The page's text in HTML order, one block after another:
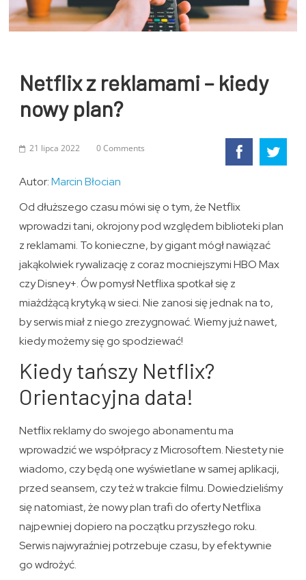
Netflix z reklamami – kiedy
nowy plan?
21 lipca 2022 0 Comments
Autor:Marcin Błocian
Od dłuższego czasu mówi się o tym, że Netflix
wprowadzi tani, okrojony pod względem biblioteki plan
z reklamami. To konieczne, by gigant mógł nawiązać
jakąkolwiek rywalizację z coraz mocniejszymi HBO Max
czy Disney+. Ów pomysł Netflixa spotkał się z
miażdżącą krytyką w sieci. Nie zanosi się jednak na to,
by serwis miał z niego zrezygnować. Wiemy już nawet,
kiedy możemy się go spodziewać!
Kiedy tańszy Netflix?
Orientacyjna data!
Netflix reklamy do swojego abonamentu ma
wprowadzić we współpracy z Microsoftem. Niestety nie
wiadomo, czy będą one wyświetlane w samej aplikacji,
przed seansem, czy też w trakcie filmu. Dowiedzieliśmy
się natomiast, że nowy plan trafi do oferty Netflixa
najpewniej dopiero na początku przyszłego roku.
Serwis najwyraźniej potrzebuje czasu, by efektywnie
go wdrożyć.